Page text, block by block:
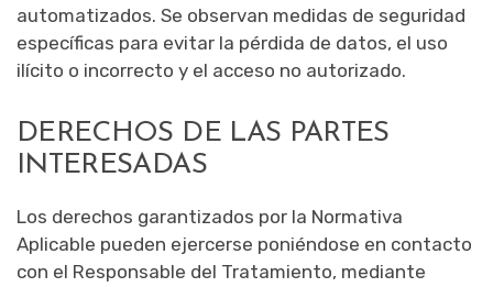
automatizados. Se observan medidas de seguridad
específicas para evitar la pérdida de datos, el uso
ilícito o incorrecto y el acceso no autorizado.
DERECHOS DE LAS PARTES
INTERESADAS
Los derechos garantizados por la Normativa
Aplicable pueden ejercerse poniéndose en contacto
con el Responsable del Tratamiento, mediante